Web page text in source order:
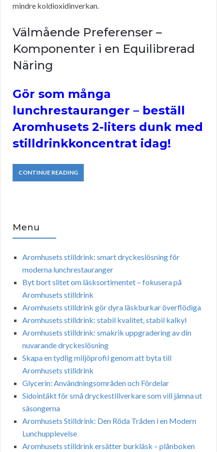
mindre koldioxidinverkan.
Välmående Preferenser –
Komponenter i en Equilibrerad
Näring
Gör som många
lunchrestauranger – beställ
Aromhusets 2-liters dunk med
stilldrinkkoncentrat idag!
CONTINUE READING
Menu
Aromhusets stilldrink: smart dryckeslösning för
moderna lunchrestauranger
Byt bort slitet om läsksortimentet – fokusera på
Aromhusets stilldrink
Aromhusets stilldrink gör dyra läskburkar överflödiga
Aromhusets stilldrink: stabil kvalitet, stabil kalkyl
Aromhusets stilldrink: smakrik uppgradering av din
nuvarande dryckeslösning
Skapa en tydlig miljöprofil genom att byta till
Aromhusets stilldrink
Glycerin: Användningsområden och Fördelar
Sidointäkt för små dryckestillverkare som vill jämna ut
säsongerna
Aromhusets Stilldrink: Den Röda Tråden i en Modern
Lunchupplevelse
Aromhusets stilldrink ersätter burkläsk – plånboken